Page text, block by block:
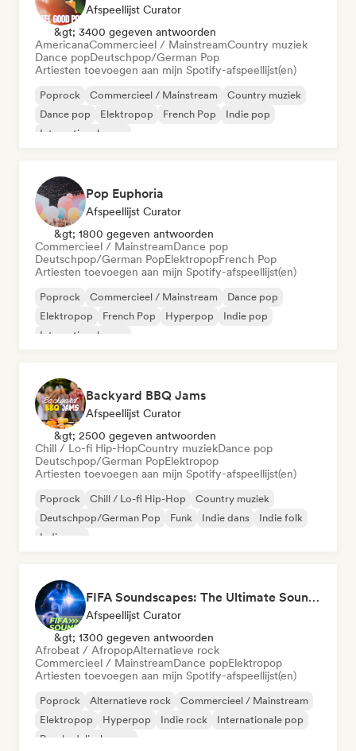
Afspeellijst Curator
&gt; 3400 gegeven antwoorden
AmericanaCommercieel / MainstreamCountry muziek
Dance popDeutschpop/German Pop
Artiesten toevoegen aan mijn Spotify-afspeellijst(en)
Poprock Commercieel / Mainstream
Country muziek
Dance pop
Elektropop French Pop
Indie pop
Internationale pop
Pop Euphoria
Afspeellijst Curator
&gt; 1800 gegeven antwoorden
Commercieel / MainstreamDance pop
Deutschpop/German PopElektropopFrench Pop
Artiesten toevoegen aan mijn Spotify-afspeellijst(en)
Poprock Commercieel / Mainstream
Dance pop
Elektropop
French Pop Hyperpop
Indie pop
Internationale pop
Backyard BBQ Jams
Afspeellijst Curator
&gt; 2500 gegeven antwoorden
Chill / Lo-fi Hip-HopCountry muziekDance pop
Deutschpop/German PopElektropop
Artiesten toevoegen aan mijn Spotify-afspeellijst(en)
Poprock Chill / Lo-fi Hip-Hop
Country muziek
Deutschpop/German Pop
Funk Indie dans
Indie folk
Indie pop
FIFA Soundscapes: The Ultimate Soundtrack ⚽️ Festival Indie, Electropop & Dance Anthems
Afspeellijst Curator
&gt; 1300 gegeven antwoorden
Afrobeat / AfropopAlternatieve rock
Commercieel / MainstreamDance popElektropop
Artiesten toevoegen aan mijn Spotify-afspeellijst(en)
Poprock Alternatieve rock
Commercieel / Mainstream
Elektropop
Hyperpop Indie rock
Internationale pop
Psychedelische pop